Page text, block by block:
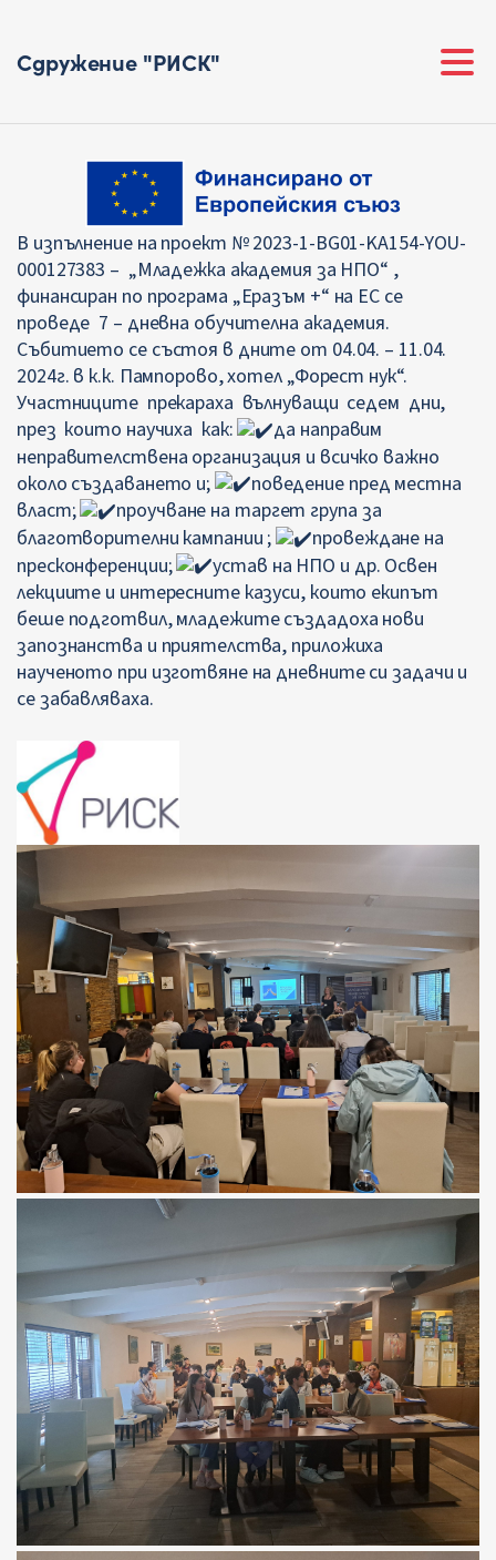
Сдружение "РИСК"
В изпълнение на проект № 2023-1-BG01-KA154-YOU-
000127383 – „Младежка академия за НПО“ ,
финансиран по програма „Еразъм +“ на ЕС се
проведе 7 – дневна обучителна академия.
Събитието се състоя в дните от 04.04. – 11.04.
2024г. в к.к. Пампорово, хотел „Форест нук“.
Участниците прекараха вълнуващи седем дни,
през които научиха как:
да направим
неправителствена организация и всичко важно
около създаването и;
поведение пред местна
власт;
проучване на таргет група за
благотворителни кампании ;
провеждане на
пресконференции;
устав на НПО и др. Освен
лекциите и интересните казуси, които екипът
беше подготвил, младежите създадоха нови
запознанства и приятелства, приложиха
наученото при изготвяне на дневните си задачи и
се забавляваха.